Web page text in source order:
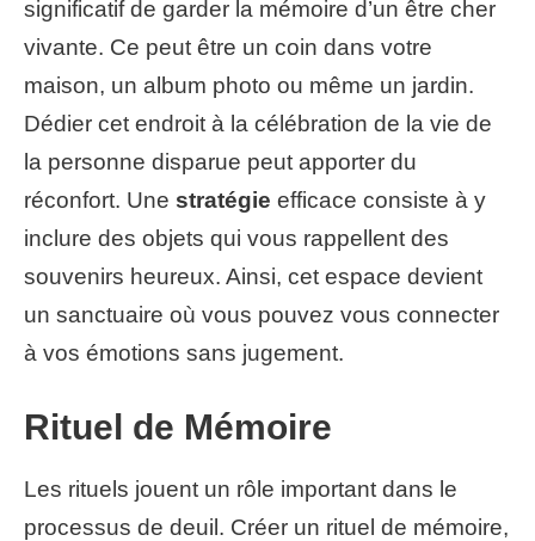
significatif de garder la mémoire d’un être cher
vivante. Ce peut être un coin dans votre
maison, un album photo ou même un jardin.
Dédier cet endroit à la célébration de la vie de
la personne disparue peut apporter du
réconfort. Une stratégie efficace consiste à y
inclure des objets qui vous rappellent des
souvenirs heureux. Ainsi, cet espace devient
un sanctuaire où vous pouvez vous connecter
à vos émotions sans jugement.
Rituel de Mémoire
Les rituels jouent un rôle important dans le
processus de deuil. Créer un rituel de mémoire,